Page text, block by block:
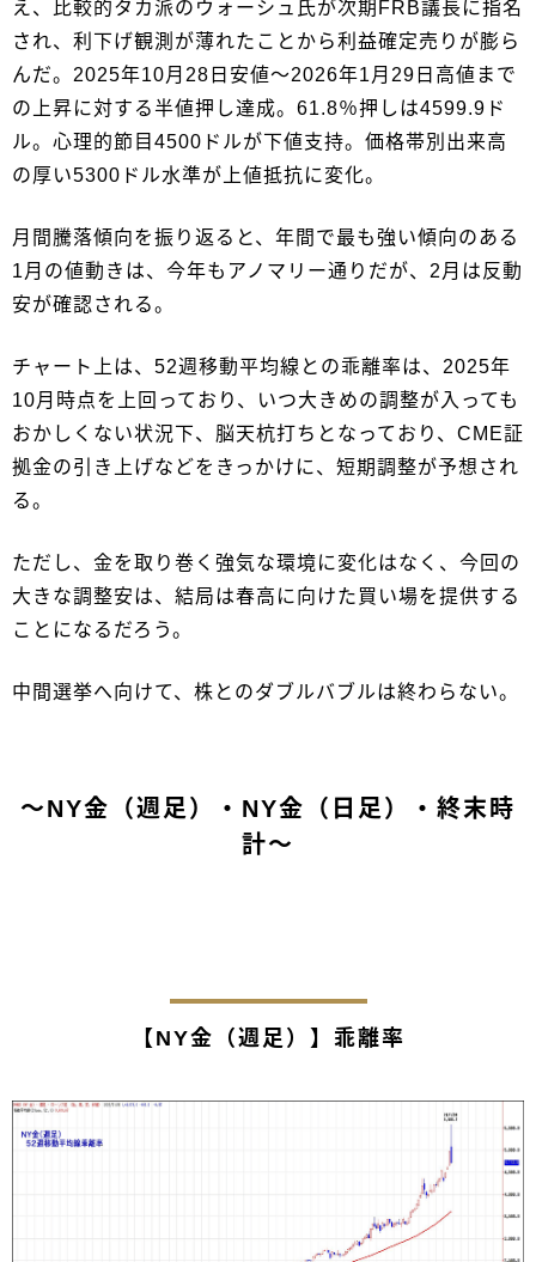
え、比較的タカ派のウォーシュ氏が次期FRB議長に指名
され、利下げ観測が薄れたことから利益確定売りが膨ら
んだ。2025年10月28日安値～2026年1月29日高値まで
の上昇に対する半値押し達成。61.8％押しは4599.9ド
ル。心理的節目4500ドルが下値支持。価格帯別出来高
の厚い5300ドル水準が上値抵抗に変化。
月間騰落傾向を振り返ると、年間で最も強い傾向のある
1月の値動きは、今年もアノマリー通りだが、2月は反動
安が確認される。
チャート上は、52週移動平均線との乖離率は、2025年
10月時点を上回っており、いつ大きめの調整が入っても
おかしくない状況下、脳天杭打ちとなっており、CME証
拠金の引き上げなどをきっかけに、短期調整が予想され
る。
ただし、金を取り巻く強気な環境に変化はなく、今回の
大きな調整安は、結局は春高に向けた買い場を提供する
ことになるだろう。
中間選挙へ向けて、株とのダブルバブルは終わらない。
～NY金（週足）・NY金（日足）・終末時
計～
【NY金（週足）】乖離率